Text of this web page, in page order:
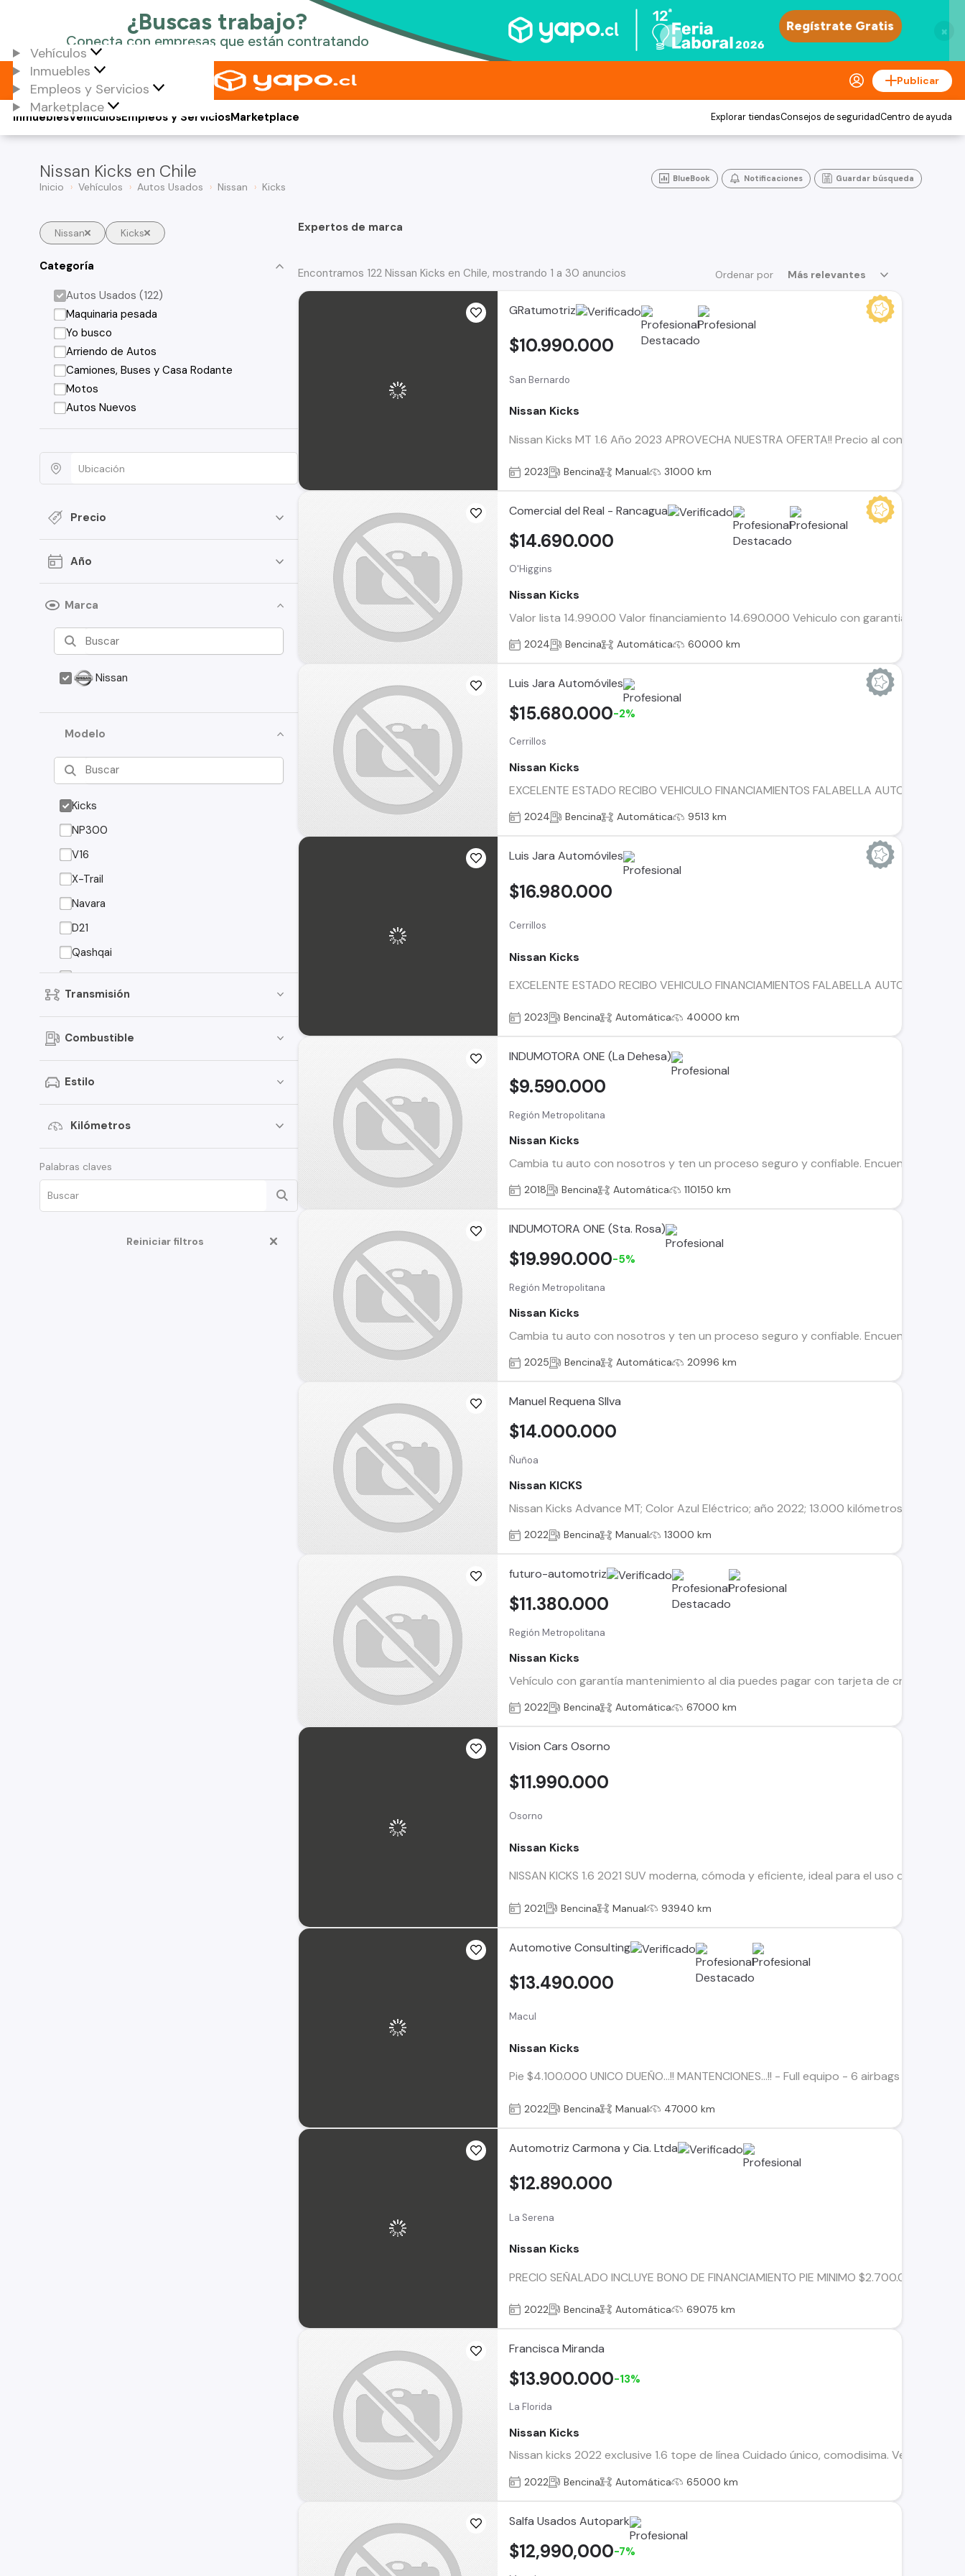
×
Vehículos
Inmuebles
Empleos y Servicios
Marketplace
Publicar
Vehículos
Inmuebles Empleos y ServiciosMarketplace Explorar tiendasConsejos de seguridadCentro de ayuda
Nissan Kicks en Chile
Inicio Vehículos Autos Usados Nissan Kicks
BlueBook Notificaciones Guardar búsqueda
Nissan Kicks
Categoría
Autos Usados (122)
Maquinaria pesada
Yo busco
Arriendo de Autos
Camiones, Buses y Casa Rodante
Motos
Autos Nuevos
Precio
Año
Marca
Nissan
Modelo
Kicks
NP300
V16
X-Trail
Navara
D21
Qashqai
Versa
Terrano
March
Tiida
Note
ALTIMA
D22
Transmisión
Combustible
Estilo
Kilómetros
Palabras claves
Reiniciar filtros
Expertos de marca
Ordenar por Más relevantes
Encontramos 122 Nissan Kicks en Chile, mostrando 1 a 30 anuncios
GRatumotriz
San Bernardo
Nissan Kicks
Nissan Kicks MT 1.6 Año 2023 APROVECHA NUESTRA OFERTA!! Precio al contado:
$10.990.000
2023 Bencina Manual 31000 km
Comercial del Real - Rancagua
O'Higgins
Nissan Kicks
Valor lista 14.990.00 Valor financiamiento 14.690.000 Vehiculo con garantia
$14.690.000
2024 Bencina Automática 60000 km
Luis Jara Automóviles
Cerrillos
Nissan Kicks
EXCELENTE ESTADO RECIBO VEHICULO FINANCIAMIENTOS FALABELLA AUTOFIN
$15.680.000-2%
2024 Bencina Automática 9513 km
Luis Jara Automóviles
Cerrillos
Nissan Kicks
EXCELENTE ESTADO RECIBO VEHICULO FINANCIAMIENTOS FALABELLA AUTOFIN
$16.980.000
2023 Bencina Automática 40000 km
INDUMOTORA ONE (La Dehesa)
Región Metropolitana
Nissan Kicks
Cambia tu auto con nosotros y ten un proceso seguro y confiable. Encuentra el ideal
$9.590.000
2018 Bencina Automática 110150 km
INDUMOTORA ONE (Sta. Rosa)
Región Metropolitana
Nissan Kicks
Cambia tu auto con nosotros y ten un proceso seguro y confiable. Encuentra el ideal
$19.990.000-5%
2025 Bencina Automática 20996 km
Manuel Requena SIlva
Ñuñoa
Nissan KICKS
Nissan Kicks Advance MT; Color Azul Eléctrico; año 2022; 13.000 kilómetros; Único
$14.000.000
2022 Bencina Manual 13000 km
futuro-automotriz
Región Metropolitana
Nissan Kicks
Vehículo con garantía mantenimiento al dia puedes pagar con tarjeta de credito
$11.380.000
2022 Bencina Automática 67000 km
Vision Cars Osorno
Osorno
Nissan Kicks
NISSAN KICKS 1.6 2021 SUV moderna, cómoda y eficiente, ideal para el uso diario y
$11.990.000
2021 Bencina Manual 93940 km
Automotive Consulting
Macul
Nissan Kicks
Pie $4.100.000 UNICO DUEÑO...!! MANTENCIONES...!! - Full equipo - 6 airbags -
$13.490.000
2022 Bencina Manual 47000 km
Automotriz Carmona y Cia. Ltda
La Serena
Nissan Kicks
PRECIO SEÑALADO INCLUYE BONO DE FINANCIAMIENTO PIE MINIMO $2.700.000.
$12.890.000
2022 Bencina Automática 69075 km
Francisca Miranda
La Florida
Nissan Kicks
Nissan kicks 2022 exclusive 1.6 tope de línea Cuidado único, comodisima. Versión
$13.900.000-13%
2022 Bencina Automática 65000 km
Salfa Usados Autopark
$12,990,000-7%